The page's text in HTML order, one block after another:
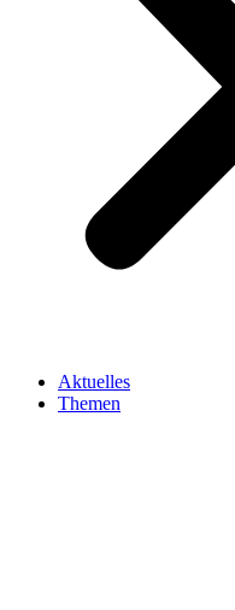
Aktuelles
Themen